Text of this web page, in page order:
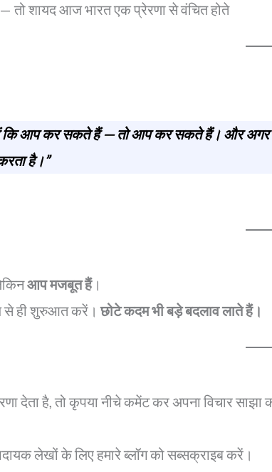
— तो शायद आज भारत एक प्रेरणा से वंचित होते
कि आप कर सकते हैं — तो आप कर सकते हैं। और
है।”
आप मजबूत हैं।
से ही शुरुआत करें।छोटे कदम भी बड़े बदलाव लाते हैं।
देता है, तो कृपया नीचे कमेंट कर अपना विचार
लेखों के लिए हमारे ब्लॉग को सब्सक्राइब करें।